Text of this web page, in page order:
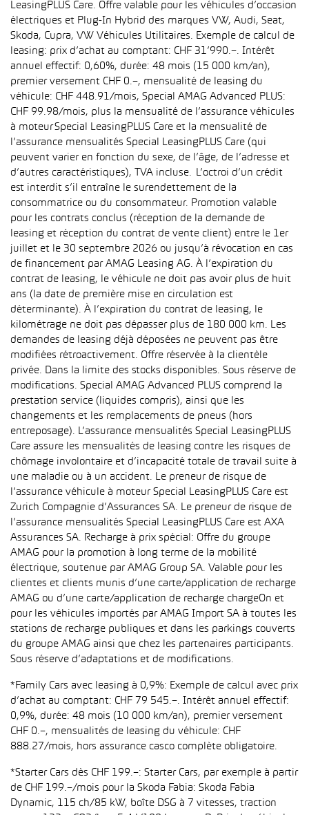
LeasingPLUS Care. Offre valable pour les véhicules d’occasion
électriques et Plug-In Hybrid des marques VW, Audi, Seat,
Skoda, Cupra, VW Véhicules Utilitaires. Exemple de calcul de
leasing: prix d’achat au comptant: CHF 31’990.–. Intérêt
annuel effectif: 0,60%, durée: 48 mois (15 000 km/an),
premier versement CHF 0.–, mensualité de leasing du
véhicule: CHF 448.91/mois, Special AMAG Advanced PLUS:
CHF 99.98/mois, plus la mensualité de l’assurance véhicules
à moteur Special LeasingPLUS Care et la mensualité de
l’assurance mensualités Special LeasingPLUS Care (qui
peuvent varier en fonction du sexe, de l’âge, de l’adresse et
d’autres caractéristiques), TVA incluse. L’octroi d’un crédit
est interdit s’il entraîne le surendettement de la
consommatrice ou du consommateur. Promotion valable
pour les contrats conclus (réception de la demande de
leasing et réception du contrat de vente client) entre le 1er
juillet et le 30 septembre 2026 ou jusqu’à révocation en cas
de financement par AMAG Leasing AG. À l’expiration du
contrat de leasing, le véhicule ne doit pas avoir plus de huit
ans (la date de première mise en circulation est
déterminante). À l’expiration du contrat de leasing, le
kilométrage ne doit pas dépasser plus de 180 000 km. Les
demandes de leasing déjà déposées ne peuvent pas être
modifiées rétroactivement. Offre réservée à la clientèle
privée. Dans la limite des stocks disponibles. Sous réserve de
modifications. Special AMAG Advanced PLUS comprend la
prestation service (liquides compris), ainsi que les
changements et les remplacements de pneus (hors
entreposage). L’assurance mensualités Special LeasingPLUS
Care assure les mensualités de leasing contre les risques de
chômage involontaire et d’incapacité totale de travail suite à
une maladie ou à un accident. Le preneur de risque de
l’assurance véhicule à moteur Special LeasingPLUS Care est
Zurich Compagnie d’Assurances SA. Le preneur de risque de
l’assurance mensualités Special LeasingPLUS Care est AXA
Assurances SA. Recharge à prix spécial: Offre du groupe
AMAG pour la promotion à long terme de la mobilité
électrique, soutenue par AMAG Group SA. Valable pour les
clientes et clients munis d’une carte/application de recharge
AMAG ou d’une carte/application de recharge chargeOn et
pour les véhicules importés par AMAG Import SA à toutes les
stations de recharge publiques et dans les parkings couverts
du groupe AMAG ainsi que chez les partenaires participants.
Sous réserve d’adaptations et de modifications.
*Family Cars avec leasing à 0,9%: Exemple de calcul avec prix
d’achat au comptant: CHF 79 545.–. Intérêt annuel effectif:
0,9%, durée: 48 mois (10 000 km/an), premier versement
CHF 0.–, mensualités de leasing du véhicule: CHF
888.27/mois, hors assurance casco complète obligatoire.
*Starter Cars dès CHF 199.–: Starter Cars, par exemple à partir
de CHF 199.–/mois pour la Skoda Fabia: Skoda Fabia
Dynamic, 115 ch/85 kW, boîte DSG à 7 vitesses, traction